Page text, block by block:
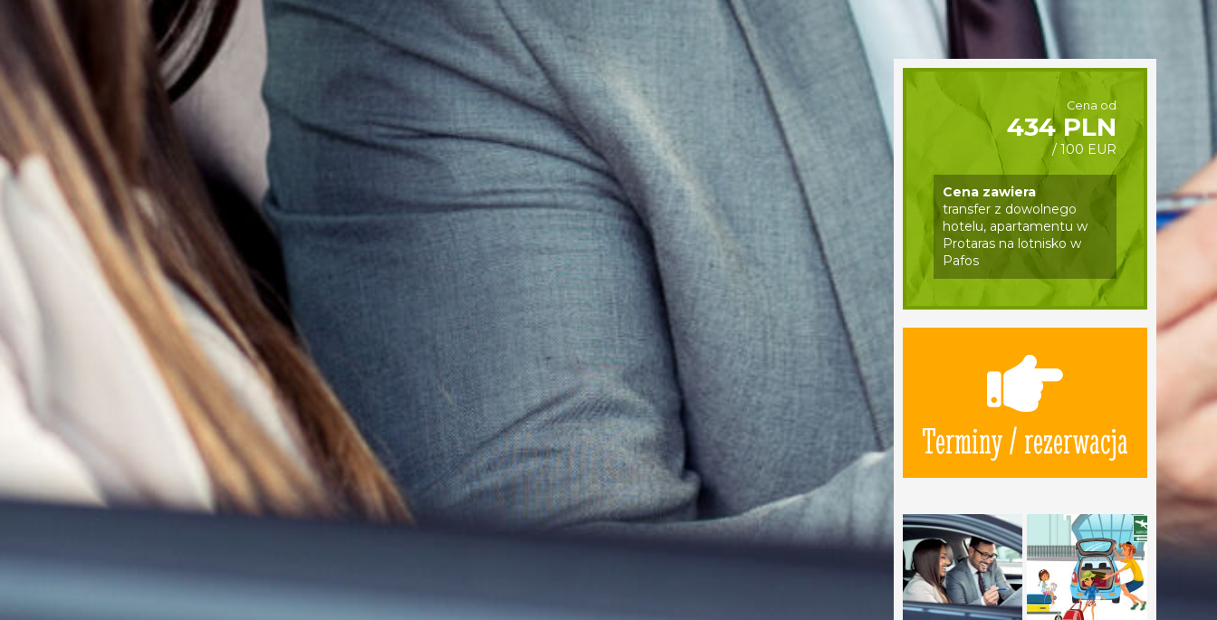
Cena od
434 PLN
/ 100 EUR
Cena zawiera
transfer z dowolnego
hotelu, apartamentu w
Protaras na lotnisko w
Pafos
Terminy / rezerwacja